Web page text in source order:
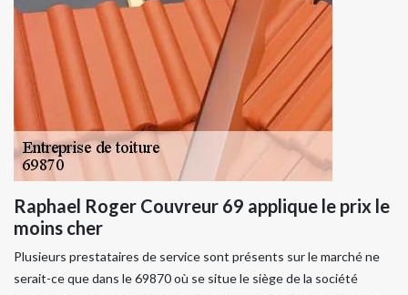
Raphael Roger Couvreur 69 applique le prix le
moins cher
Plusieurs prestataires de service sont présents sur le marché ne
serait-ce que dans le 69870 où se situe le siège de la société